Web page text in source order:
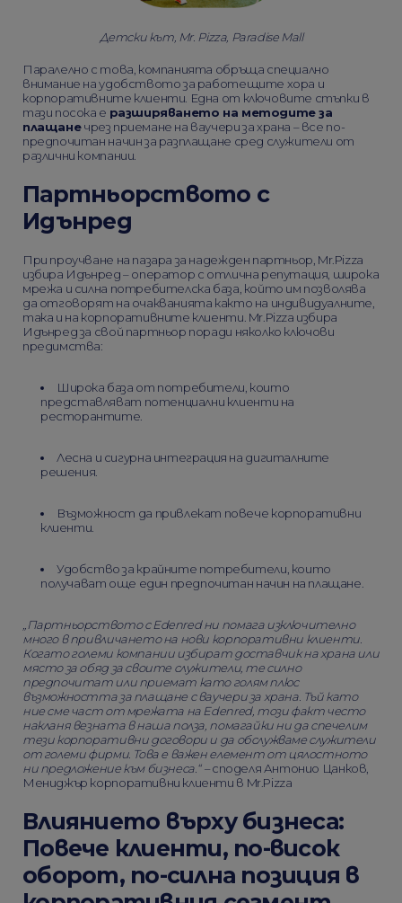
Детски кът, Mr. Pizza, Paradise Mall
Паралелно с това, компанията обръща специално
внимание на удобството за работещите хора и
корпоративните клиенти. Една от ключовите стъпки в
тази посока е разширяването на методите за
плащанечрез приемане на ваучери за храна – все по-
предпочитан начин за разплащане сред служители от
различни компании.
Партньорството с
Идънред
При проучване на пазара за надежден партньор, Mr.Pizza
избира Идънред – оператор с отлична репутация, широка
мрежа и силна потребителска база, който им позволява
да отговорят на очакванията както на индивидуалните,
така и на корпоративните клиенти. Mr.Pizza избира
Идънред за свой партньор поради няколко ключови
предимства:
Широка база от потребители, които
представляват потенциални клиенти на
ресторантите.
Лесна и сигурна интеграция на дигиталните
решения.
Възможност да привлекат повече корпоративни
клиенти.
Удобство за крайните потребители, които
получават още един предпочитан начин на плащане.
„Партньорството с Edenred ни помага изключително
много в привличането на нови корпоративни клиенти.
Когато големи компании избират доставчик на храна или
място за обяд за своите служители, те силно
предпочитат или приемат като голям плюс
възможността за плащане с ваучери за храна. Тъй като
ние сме част от мрежата на Edenred, този факт често
накланя везната в наша полза, помагайки ни да спечелим
тези корпоративни договори и да обслужваме служители
от големи фирми. Това е важен елемент от цялостното
ни предложение към бизнеса.“ –споделя Антонио Цанков,
Мениджър корпоративни клиенти в Mr.Pizza
Влиянието върху бизнеса:
Повече клиенти, по-висок
оборот, по-силна позиция в